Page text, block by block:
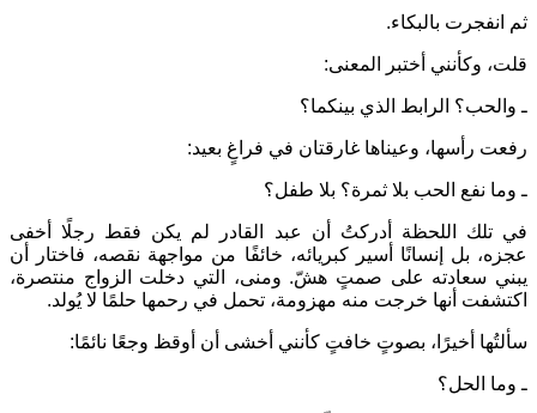
ثم انفجرت بالبكاء.
قلت، وكأنني أختبر المعنى:
ـ والحب؟ الرابط الذي بينكما؟
رفعت رأسها، وعيناها غارقتان في فراغٍ بعيد:
ـ وما نفع الحب بلا ثمرة؟ بلا طفل؟
في تلك اللحظة أدركتُ أن عبد القادر لم يكن فقط رجلًا أخفى
عجزه، بل إنسانًا أسير كبريائه، خائفًا من مواجهة نقصه، فاختار أن
يبني سعادته على صمتٍ هشّ. ومنى، التي دخلت الزواج منتصرة،
اكتشفت أنها خرجت منه مهزومة، تحمل في رحمها حلمًا لا يُولد.
سألتُها أخيرًا، بصوتٍ خافتٍ كأنني أخشى أن أوقظ وجعًا نائمًا:
ـ وما الحل؟